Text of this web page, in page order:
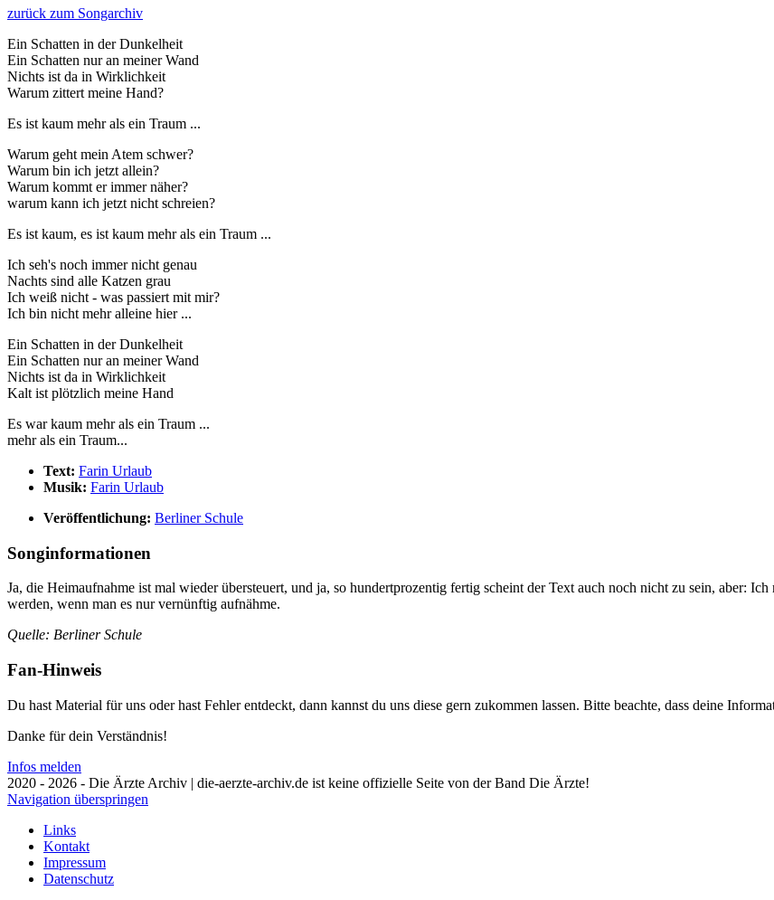
zurück zum Songarchiv
Ein Schatten in der Dunkelheit
Ein Schatten nur an meiner Wand
Nichts ist da in Wirklichkeit
Warum zittert meine Hand?
Es ist kaum mehr als ein Traum ...
Warum geht mein Atem schwer?
Warum bin ich jetzt allein?
Warum kommt er immer näher?
warum kann ich jetzt nicht schreien?
Es ist kaum, es ist kaum mehr als ein Traum ...
Ich seh's noch immer nicht genau
Nachts sind alle Katzen grau
Ich weiß nicht - was passiert mit mir?
Ich bin nicht mehr alleine hier ...
Ein Schatten in der Dunkelheit
Ein Schatten nur an meiner Wand
Nichts ist da in Wirklichkeit
Kalt ist plötzlich meine Hand
Es war kaum mehr als ein Traum ...
mehr als ein Traum...
Text: Farin Urlaub
Musik: Farin Urlaub
Veröffentlichung: Berliner Schule
Songinformationen
Ja, die Heimaufnahme ist mal wieder übersteuert, und ja, so hundertprozentig fertig scheint der Text auch noch nicht zu sein, aber:
werden, wenn man es nur vernünftig aufnähme.
Quelle: Berliner Schule
Fan-Hinweis
Du hast Material für uns oder hast Fehler entdeckt, dann kannst du uns diese gern zukommen lassen. Bitte beachte, dass deine
Danke für dein Verständnis!
Infos melden
2020 - 2026 - Die Ärzte Archiv | die-aerzte-archiv.de ist keine offizielle Seite von der Band Die Ärzte!
Navigation überspringen
Links
Kontakt
Impressum
Datenschutz